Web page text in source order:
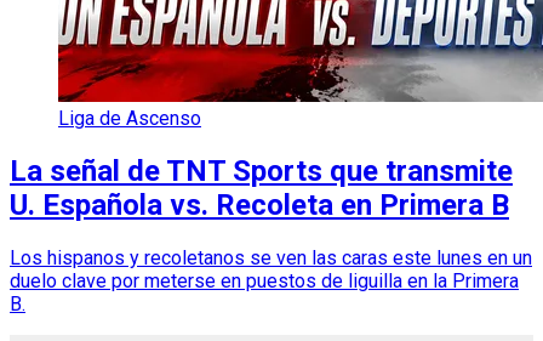
Liga de Ascenso
La señal de TNT Sports que transmite
U. Española vs. Recoleta en Primera B
Los hispanos y recoletanos se ven las caras este lunes en un
duelo clave por meterse en puestos de liguilla en la Primera
B.